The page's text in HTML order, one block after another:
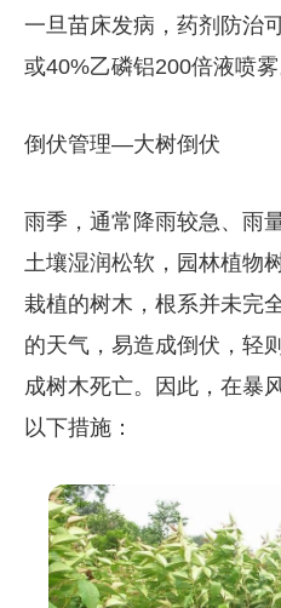
一旦苗床发病，药剂防治
或40%乙磷铝200倍液喷雾
倒伏管理—大树倒伏
雨季，通常降雨较急、雨
土壤湿润松软，园林植物
栽植的树木，根系并未完
的天气，易造成倒伏，轻
成树木死亡。因此，在暴
以下措施：